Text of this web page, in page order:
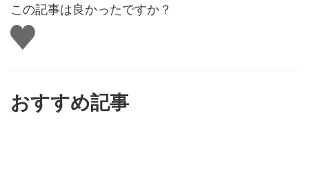
この記事は良かったですか？
い
い
おすすめ記事